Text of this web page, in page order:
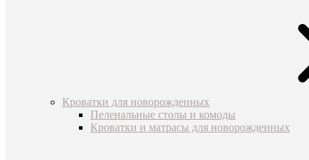
Кроватки для новорожденных
Пеленальные столы и комоды
Кроватки и матрасы для новорожденных